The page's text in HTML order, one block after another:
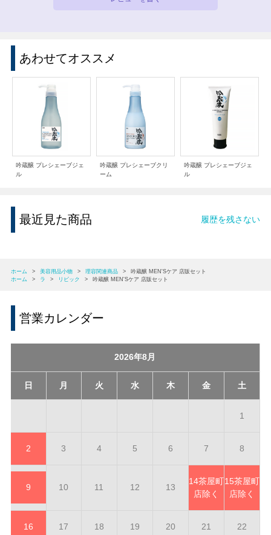
あわせてオススメ
吟蔵醸 プレシェーブジェ
ル
吟蔵醸 プレシェーブクリ
ーム
吟蔵醸 プレシェーブジェ
ル
最近見た商品 履歴を残さない
ホーム > 美容用品小物 > 理容関連商品 >
吟蔵醸 MEN'Sケア 店販セット
ホーム
> ラ > リビック > 吟蔵醸 MEN'Sケア 店販セット
営業カレンダー
2026年8月
日 月 火 水 木 金 土
1
2 3 4 5 6 7 8
9 10 11 12 13
14茶屋町
店除く
15茶屋町
店除く
16 17 18 19 20 21 22